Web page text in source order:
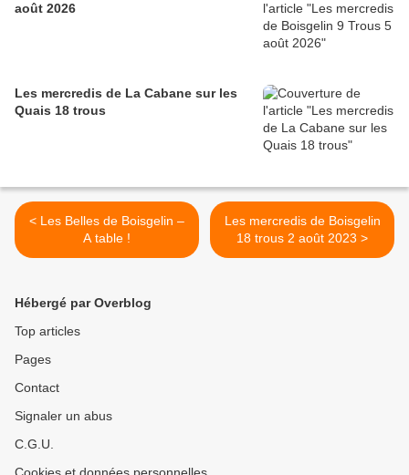
août 2026
Les mercredis de La Cabane sur les
Quais 18 trous
< Les Belles de Boisgelin –
A table !
Les mercredis de Boisgelin
18 trous 2 août 2023 >
Hébergé par Overblog
Top articles
Pages
Contact
Signaler un abus
C.G.U.